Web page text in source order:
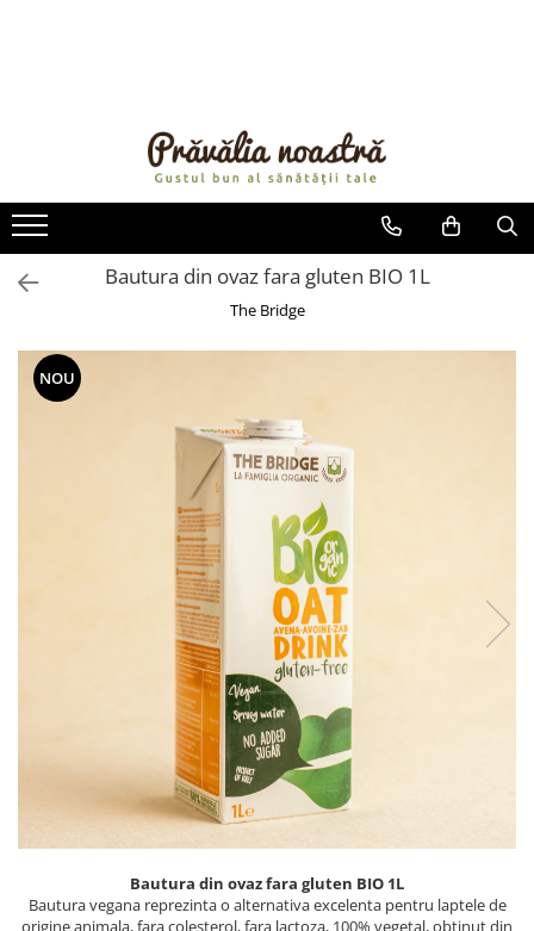
ULEIURI ȘI UNTURI
MĂSLINE
NUCI ȘI SEMINȚE
FRUCTE DESHIDRATATE
FRUCTE LA CONSERVĂ
OȚETURI ȘI SOSURI
BĂUTURI / LAPTE VEGETAL
CREME ȘI PASTE TARTINABILE
CIOCOLATĂ ȘI CACAO
PRODUSE ECO / ORGANICE
COSMETICE
Bautura din ovaz fara gluten BIO 1L
The Bridge
NOU
Bautura din ovaz fara gluten BIO 1L
Bautura vegana reprezinta o alternativa excelenta pentru laptele de
origine animala, fara colesterol, fara lactoza, 100% vegetal, obtinut din